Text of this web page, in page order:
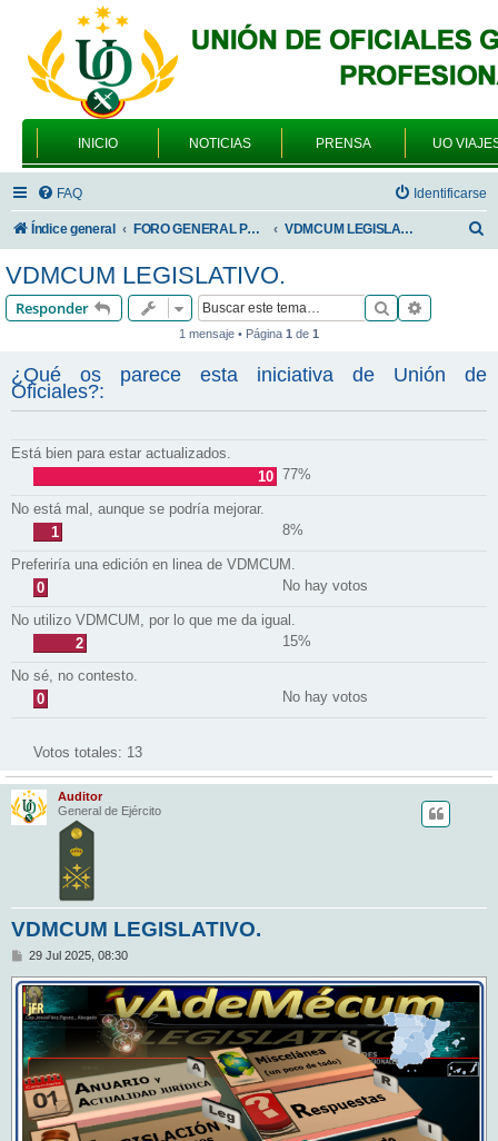
INICIO NOTICIAS PRENSA UO
FAQ Identificarse
Índice general FORO GENERAL PARA TODOS LOS USUARIOS VDMCUM LEGISLATIVO.
r
VDMCUM LEGISLATIVO.
Responder Buscar
1 mensaje • Página 1 de 1
¿Qué os parece esta iniciativa de Unión de
Oficiales?:
Está bien para estar actualizados.
10 77%
No está mal, aunque se podría mejorar.
1
8%
Preferiría una edición en linea de VDMCUM.
0
No hay votos
No utilizo VDMCUM, por lo que me da igual.
2
15%
No sé, no contesto.
0
No hay votos
Votos totales: 13
Auditor
General de Ejército
VDMCUM LEGISLATIVO.
M
n
s
a
j
e
29 Jul 2025, 08:30